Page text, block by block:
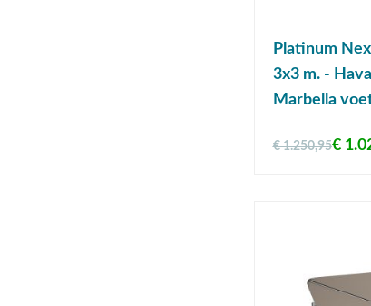
Platinum
3x3 m. -
Marbella
€ 1.250,95€